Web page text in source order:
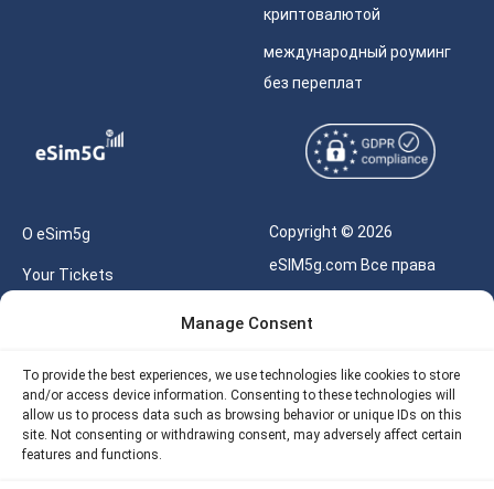
Manage Consent
To provide the best experiences, we use technologies like cookies to store
and/or access device information. Consenting to these technologies will
allow us to process data such as browsing behavior or unique IDs on this
site. Not consenting or withdrawing consent, may adversely affect certain
features and functions.
криптовалютой
международный роуминг
без переплат
О eSim5g
Your Tickets
Калькулятор для eSIM
Политика возврата
eSIM5G
Copyright © 2026
eSIM5g.com Все права
Политика
конфиденциальности